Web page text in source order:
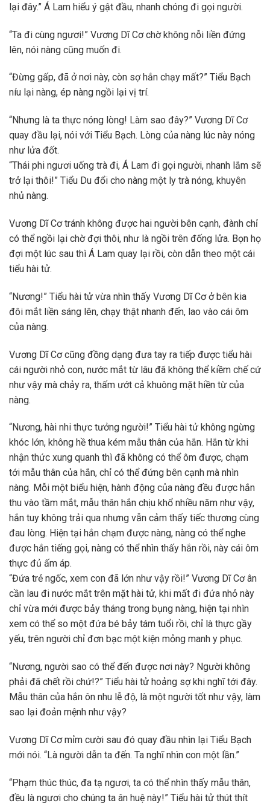
lại đây.” Á Lam hiểu ý gật đầu, nhanh chóng đi gọi người.
“Ta đi cùng ngươi!” Vương Dĩ Cơ chờ không nỗi liền đứng
lên, nói nàng cũng muốn đi.
“Đừng gấp, đã ở nơi này, còn sợ hắn chạy mất?” Tiểu Bạch
níu lại nàng, ép nàng ngồi lại vị trí.
“Nhưng là ta thực nóng lòng! Làm sao đây?” Vương Dĩ Cơ
quay đầu lại, nói với Tiểu Bạch. Lòng của nàng lúc này nóng
như lửa đốt.
“Thái phi ngươi uống trà đi, Á Lam đi gọi người, nhanh lắm sẽ
trở lại thôi!” Tiểu Du đổi cho nàng một ly trà nóng, khuyên
nhủ nàng.
Vương Dĩ Cơ tránh không được hai người bên cạnh, đành chỉ
có thể ngồi lại chờ đợi thôi, như là ngồi trên đống lửa. Bọn họ
đợi một lúc sau thì Á Lam quay lại rồi, còn dẫn theo một cái
tiểu hài tử.
“Nương!” Tiểu hài tử vừa nhìn thấy Vương Dĩ Cơ ở bên kia
đôi mắt liền sáng lên, chạy thật nhanh đến, lao vào cái ôm
của nàng.
Vương Dĩ Cơ cũng đồng dạng đưa tay ra tiếp được tiểu hài
cái người nhỏ con, nước mắt từ lâu đã không thể kiềm chế cứ
như vậy mà chảy ra, thấm ướt cả khuông mặt hiền từ của
nàng.
“Nương, hài nhi thực tưởng người!” Tiểu hài tử không ngừng
khóc lớn, không hề thua kém mẫu thân của hắn. Hắn từ khi
nhận thức xung quanh thì đã không có thể ôm được, chạm
tới mẫu thân của hắn, chỉ có thể đứng bên cạnh mà nhìn
nàng. Mỗi một biểu hiện, hành động của nàng đều được hắn
thu vào tầm mắt, mẫu thân hắn chịu khổ nhiều năm như vậy,
hắn tuy không trải qua nhưng vẫn cảm thấy tiếc thương cùng
đau lòng. Hiện tại hắn chạm được nàng, nàng có thể nghe
được hắn tiếng gọi, nàng có thể nhìn thấy hắn rồi, này cái ôm
thực đủ ấm áp.
“Đứa trẻ ngốc, xem con đã lớn như vậy rồi!” Vương Dĩ Cơ ân
cần lau đi nước mắt trên mặt hài tử, khi mất đi đứa nhỏ này
chỉ vừa mới được bảy tháng trong bụng nàng, hiện tại nhìn
xem có thể so một đứa bé bảy tám tuổi rồi, chỉ là thực gầy
yếu, trên người chỉ đơn bạc một kiện mỏng manh y phục.
“Nương, người sao có thể đến được nơi này? Người không
phải đã chết rồi chứ!?” Tiểu hài tử hoảng sợ khi nghĩ tới đây.
Mẫu thân của hắn ôn nhu lễ độ, là một người tốt như vậy, làm
sao lại đoản mệnh như vậy?
Vương Dĩ Cơ mỉm cười sau đó quay đầu nhìn lại Tiểu Bạch
mới nói. “Là người dẫn ta đến. Ta nghĩ nhìn con một lần.”
“Phạm thúc thúc, đa tạ ngươi, ta có thể nhìn thấy mẫu thân,
đều là ngươi cho chúng ta ân huệ này!” Tiểu hài tử thút thít